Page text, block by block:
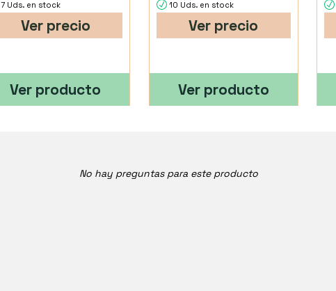
7 Uds. en stock
Ver precio
Ver producto
10 Uds. en stock
Ver precio
Ver producto
No hay preguntas para este producto